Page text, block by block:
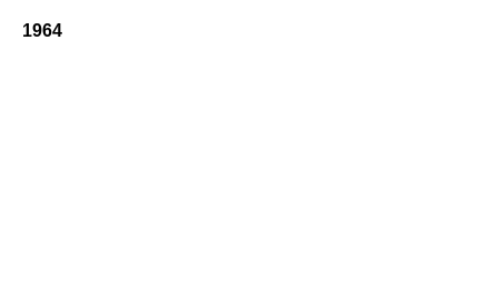
1964